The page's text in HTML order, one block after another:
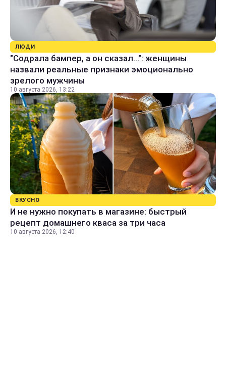
ЛЮДИ
"Содрала бампер, а он сказал...": женщины
назвали реальные признаки эмоционально
зрелого мужчины
10 августа 2026, 13:22
ВКУСНО
И не нужно покупать в магазине: быстрый
рецепт домашнего кваса за три часа
10 августа 2026, 12:40